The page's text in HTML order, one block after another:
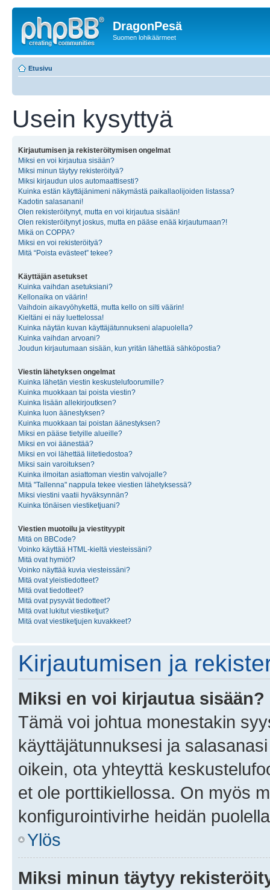
DragonPesä
Suomen lohikäärmeet
Etusivu
Usein kysyttyä
Kirjautumisen ja rekisteröitymisen ongelmat
Miksi en voi kirjautua sisään?
Miksi minun täytyy rekisteröityä?
Miksi kirjaudun ulos automaattisesti?
Kuinka estän käyttäjänimeni näkymästä paikallaolijoiden listassa?
Kadotin salasanani!
Olen rekisteröitynyt, mutta en voi kirjautua sisään!
Olen rekisteröitynyt joskus, mutta en pääse enää kirjautumaan?!
Mikä on COPPA?
Miksi en voi rekisteröityä?
Mitä “Poista evästeet” tekee?
Käyttäjän asetukset
Kuinka vaihdan asetuksiani?
Kellonaika on väärin!
Vaihdoin aikavyöhykettä, mutta kello on silti väärin!
Kieltäni ei näy luettelossa!
Kuinka näytän kuvan käyttäjätunnukseni alapuolella?
Kuinka vaihdan arvoani?
Joudun kirjautumaan sisään, kun yritän lähettää sähköpostia?
Viestin lähetyksen ongelmat
Kuinka lähetän viestin keskustelufoorumille?
Kuinka muokkaan tai poista viestin?
Kuinka lisään allekirjoutksen?
Kuinka luon äänestyksen?
Kuinka muokkaan tai poistan äänestyksen?
Miksi en pääse tietyille alueille?
Miksi en voi äänestää?
Miksi en voi lähettää liitetiedostoa?
Miksi sain varoituksen?
Kuinka ilmoitan asiattoman viestin valvojalle?
Mitä "Tallenna" nappula tekee viestien lähetyksessä?
Miksi viestini vaatii hyväksynnän?
Kuinka tönäisen viestiketjuani?
Viestien muotoilu ja viestityypit
Mitä on BBCode?
Voinko käyttää HTML-kieltä viesteissäni?
Mitä ovat hymiöt?
Voinko näyttää kuvia viesteissäni?
Mitä ovat yleistiedotteet?
Mitä ovat tiedotteet?
Mitä ovat pysyvät tiedotteet?
Mitä ovat lukitut viestiketjut?
Mitä ovat viestiketjujen kuvakkeet?
Kirjautumisen ja
Miksi en voi kirjautua sisään?
Tämä voi johtua monestakin
käyttäjätunnuksesi ja
oikein, ota yhteyttä
et ole porttikiellossa. On myös
konfigurointivirhe heidän
Ylös
Miksi minun täytyy